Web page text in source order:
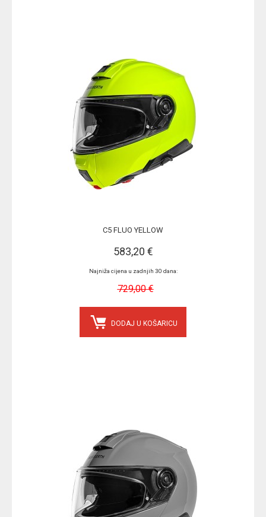
C5 FLUO YELLOW
583,20 €
Najniža cijena u zadnjih 30 dana:
729,00 €
DODAJ U KOŠARICU